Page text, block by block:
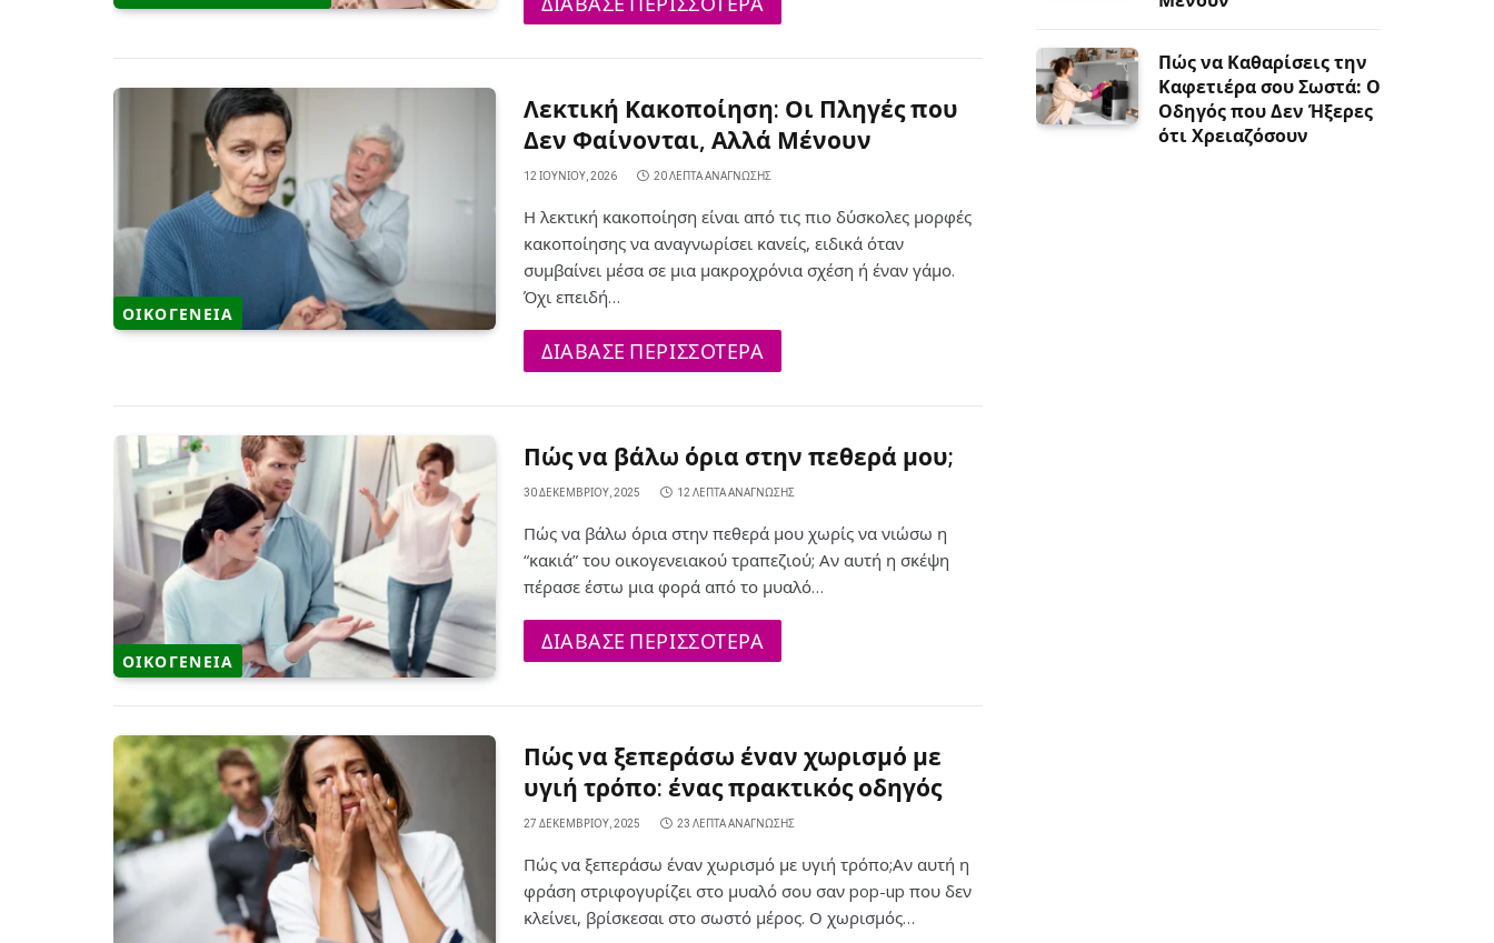
ΟΙΚΟΓΕΝΕΙΑ
Λεκτική Κακοποίηση: Οι Πληγές που
Δεν Φαίνονται, Αλλά Μένουν
12 ΙΟΥΝΊΟΥ, 2026 20 ΛΕΠΤΆ ΑΝΆΓΝΩΣΗΣ
Η λεκτική κακοποίηση είναι από τις πιο δύσκολες μορφές
κακοποίησης να αναγνωρίσει κανείς, ειδικά όταν
συμβαίνει μέσα σε μια μακροχρόνια σχέση ή έναν γάμο.
Όχι επειδή…
ΔΙΑΒΑΣΕ ΠΕΡΙΣΣΟΤΕΡΑ
ΟΙΚΟΓΕΝΕΙΑ
Πώς να βάλω όρια στην πεθερά μου;
30 ΔΕΚΕΜΒΡΊΟΥ, 2025 12 ΛΕΠΤΆ ΑΝΆΓΝΩΣΗΣ
Πώς να βάλω όρια στην πεθερά μου χωρίς να νιώσω η
“κακιά” του οικογενειακού τραπεζιού; Αν αυτή η σκέψη
πέρασε έστω μια φορά από το μυαλό…
ΔΙΑΒΑΣΕ ΠΕΡΙΣΣΟΤΕΡΑ
Πώς να ξεπεράσω έναν χωρισμό με
υγιή τρόπο: ένας πρακτικός οδηγός
27 ΔΕΚΕΜΒΡΊΟΥ, 2025 23 ΛΕΠΤΆ ΑΝΆΓΝΩΣΗΣ
Πώς να ξεπεράσω έναν χωρισμό με υγιή τρόπο;Αν αυτή η
φράση στριφογυρίζει στο μυαλό σου σαν pop-up που δεν
κλείνει, βρίσκεσαι στο σωστό μέρος. Ο χωρισμός…
Πώς να Καθαρίσεις την
Καφετιέρα σου Σωστά: Ο
Οδηγός που Δεν Ήξερες
ότι Χρειαζόσουν